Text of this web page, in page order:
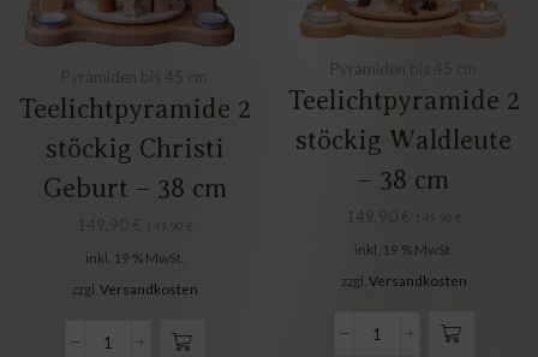
Pyramiden bis 45 cm
Teelichtpyramide 2
stöckig Christi
Geburt – 38 cm
inkl. 19 % MwSt.
zzgl. Versandkosten
Pyramiden bis 45 cm
Teelichtpyramide 2
stöckig Waldleute
– 38 cm
149,90
inkl. 19 % MwSt.
zzgl. Versandkosten